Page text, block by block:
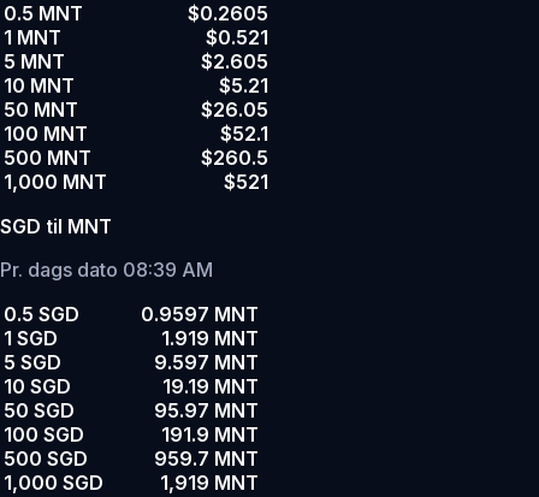
0.5 MNT
$0.2605
1 MNT
$0.521
5 MNT
$2.605
10 MNT
$5.21
50 MNT
$26.05
100 MNT
$52.1
500 MNT
$260.5
1,000 MNT
$521
SGD til MNT
Pr. dags dato 08:39 AM
0.5 SGD
0.9597 MNT
1 SGD
1.919 MNT
5 SGD
9.597 MNT
10 SGD
19.19 MNT
50 SGD
95.97 MNT
100 SGD
191.9 MNT
500 SGD
959.7 MNT
1,000 SGD
1,919 MNT